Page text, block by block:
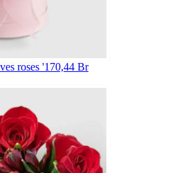
roses '170,44 Br